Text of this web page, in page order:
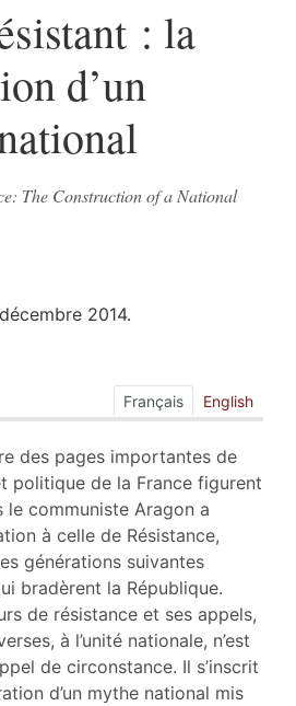
: la
d’un
The Construction of a National
2014.
Français English
des pages importantes de
politique de la France figurent
le communiste Aragon a
à celle de Résistance,
générations suivantes
bradèrent la République.
de résistance et ses appels,
à l’unité nationale, n’est
de circonstance. Il s’inscrit
d’un mythe national mis